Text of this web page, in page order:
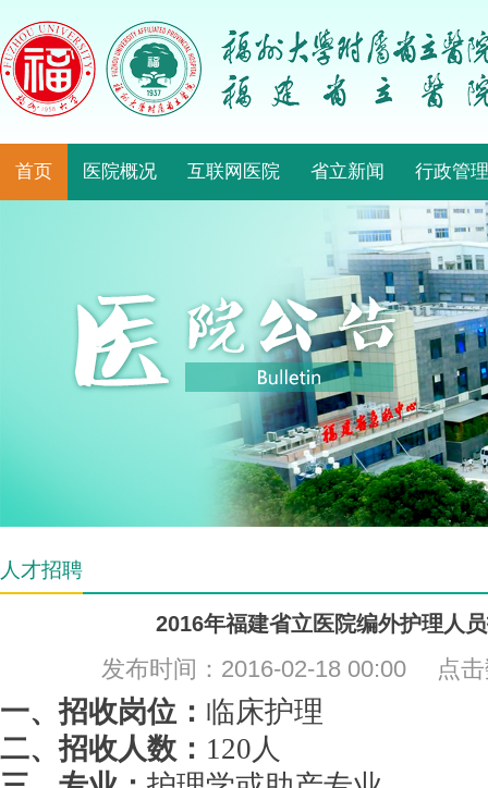
首页 医院概况 互联网医院 省立新闻 行政管理
人才招聘
2016年福建省立医院编外护理人
发布时间：2016-02-18 00:00 点
一、招收岗位： 临床护理
二、招收人数： 120人